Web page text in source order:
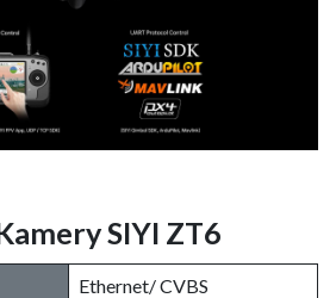
SIYI ZT6
Ethernet/ CVBS